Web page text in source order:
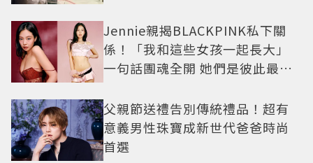
Jennie親揭BLACKPINK私下關
係！「我和這些女孩一起長大」
一句話團魂全開 她們是彼此最強
父親節送禮告別傳統禮品！超有
意義男性珠寶成新世代爸爸時尚
首選